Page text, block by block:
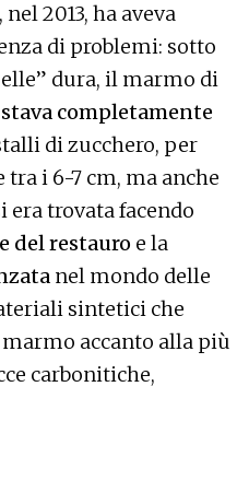
2013, ha aveva
di problemi: sotto
dura, il marmo di
completamente
di zucchero, per
i 6-7 cm, ma anche
era trovata facendo
del restauro e la
nel mondo delle
sintetici che
accanto alla più
carbonitiche,